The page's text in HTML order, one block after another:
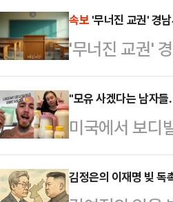
께 홋카이도
실종됐다.당시
다. 그러던 중
으로 끌려갔다
은 경찰과 구
소다는 …
속보 '무너진 교권' 경
'무너진 교권'
"모유 사겠다는 남자
미국에서 보디
충제'라는 인식
켄지 스텔리
김정은의 이재명 빚 독